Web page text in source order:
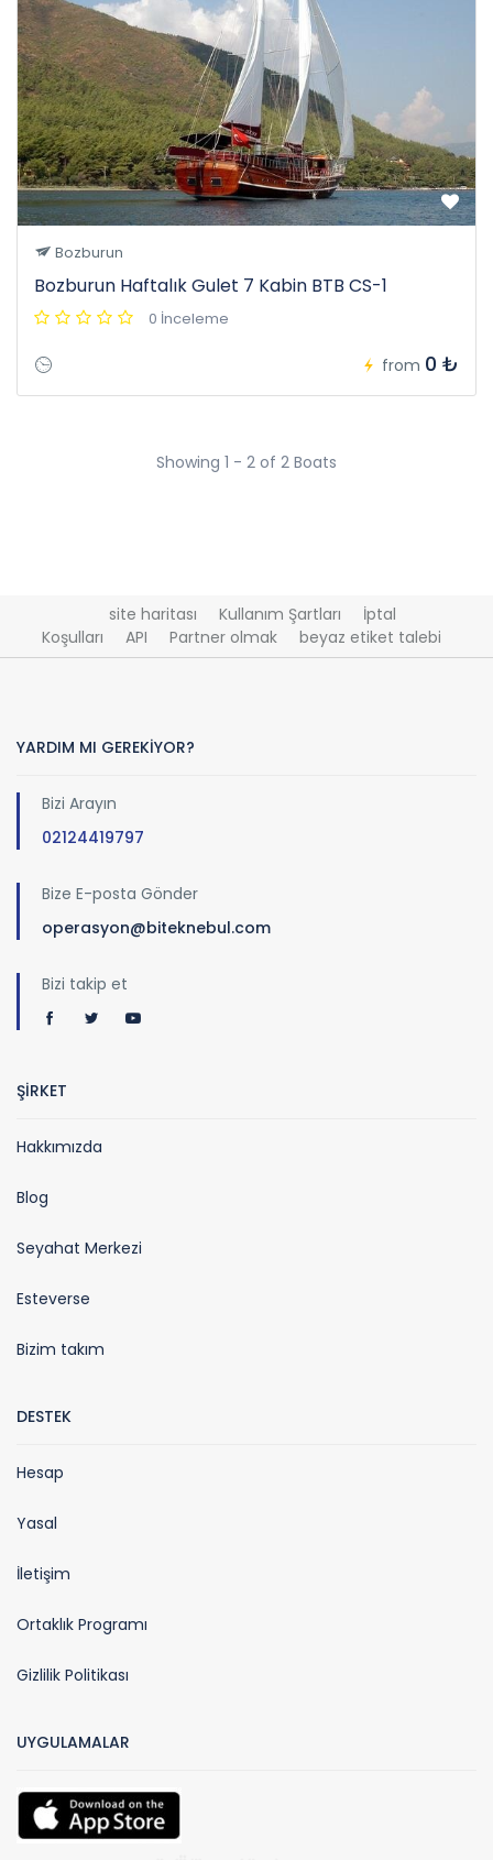
Bozburun
Bozburun Haftalık Gulet 7 Kabin BTB CS-1
0 İnceleme
from 0 ₺
Showing 1 - 2 of 2 Boats
site haritası Kullanım Şartları
İptal
Koşulları
API Partner olmak beyaz etiket talebi
YARDIM MI GEREKİYOR?
Bizi Arayın
02124419797
Bize E-posta Gönder
operasyon@biteknebul.com
Bizi takip et
ŞİRKET
Hakkımızda
Blog
Seyahat Merkezi
Esteverse
Bizim takım
DESTEK
Hesap
Yasal
İletişim
Ortaklık Programı
Gizlilik Politikası
UYGULAMALAR